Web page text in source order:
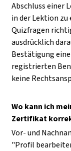
Abschluss einer
in der Lektion zu
Quizfragen
ausdrücklich
Bestätigung
registrierten
keine
Wo kann ich
Zertifikat
Vor- und
"Profil